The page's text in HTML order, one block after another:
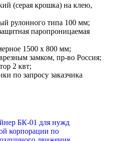
(серая крошка) на клею,
рулонного типа 100 мм;
паропроницаемая
1500 х 800 мм;
замком, пр-во Россия;
2 квт;
по запросу заказчика